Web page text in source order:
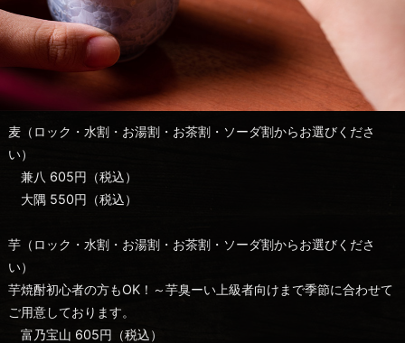
麦（ロック・水割・お湯割・お茶割・ソーダ割からお選びくださ
い）
兼八 605円（税込）
大隅 550円（税込）
芋（ロック・水割・お湯割・お茶割・ソーダ割からお選びくださ
い）
芋焼酎初心者の方もOK！～芋臭ーい上級者向けまで季節に合わせて
ご用意しております。
富乃宝山 605円（税込）